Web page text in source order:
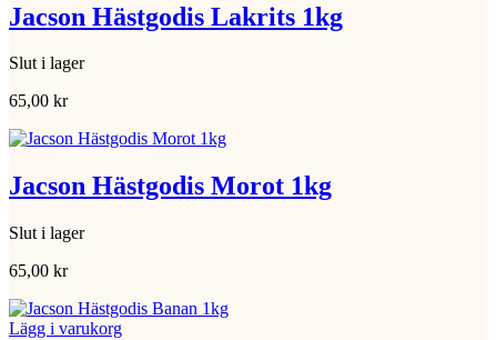
Jacson Hästgodis Lakrits 1kg
Slut i lager
65,00 kr
Jacson Hästgodis Morot 1kg
Slut i lager
65,00 kr
Lägg i varukorg